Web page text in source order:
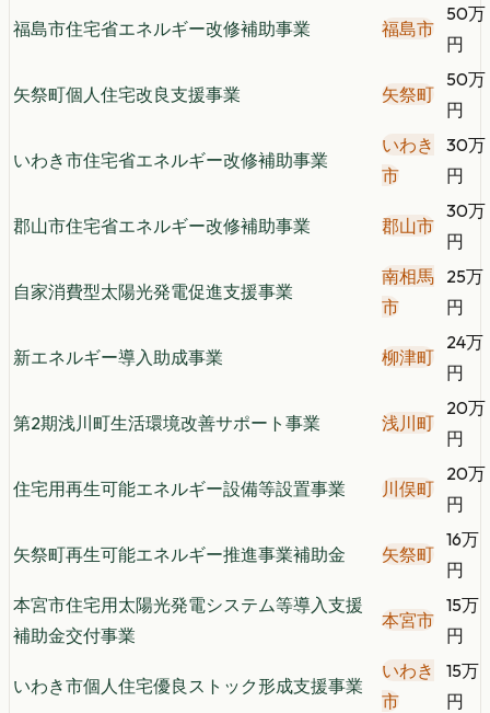
福島市住宅省エネルギー改修補助事業 福島市
50万
円
矢祭町個人住宅改良支援事業 矢祭町
50万
円
いわき市住宅省エネルギー改修補助事業
いわき
市
30万
円
郡山市住宅省エネルギー改修補助事業 郡山市
30万
円
自家消費型太陽光発電促進支援事業
南相馬
市
25万
円
新エネルギー導入助成事業 柳津町
24万
円
第2期浅川町生活環境改善サポート事業 浅川町
20万
円
住宅用再生可能エネルギー設備等設置事業 川俣町
20万
円
矢祭町再生可能エネルギー推進事業補助金 矢祭町
16万
円
本宮市住宅用太陽光発電システム等導入支援
補助金交付事業
本宮市
15万
円
いわき市個人住宅優良ストック形成支援事業
いわき
市
15万
円